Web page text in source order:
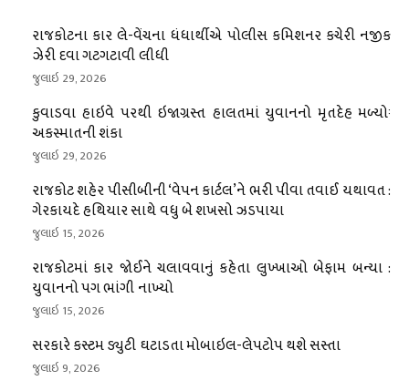
રાજકોટના કાર લે-વેંચના ધંધાર્થીએ પોલીસ કમિશનર કચેરી નજીક
ઝેરી દવા ગટગટાવી લીધી
જુલાઇ 29, 2026
કુવાડવા હાઇવે પરથી ઇજાગ્રસ્ત હાલતમાં યુવાનનો મૃતદેહ મળ્યોઃ
અકસ્માતની શંકા
જુલાઇ 29, 2026
રાજકોટ શહેર પીસીબીની ‘વેપન કાર્ટલ’ને ભરી પીવા તવાઈ યથાવત :
ગેરકાયદે હથિયાર સાથે વધુ બે શખસો ઝડપાયા
જુલાઇ 15, 2026
રાજકોટમાં કાર જોઈને ચલાવવાનું કહેતા લુખ્ખાઓ બેફામ બન્યા :
યુવાનનો પગ ભાંગી નાખ્યો
જુલાઇ 15, 2026
સરકારે કસ્ટમ ડ્યુટી ઘટાડતા મોબાઇલ-લેપટોપ થશે સસ્તા
જુલાઇ 9, 2026